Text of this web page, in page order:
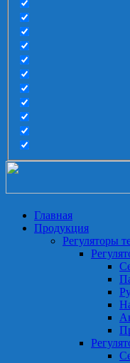
Главная
Продукция
Регуляторы